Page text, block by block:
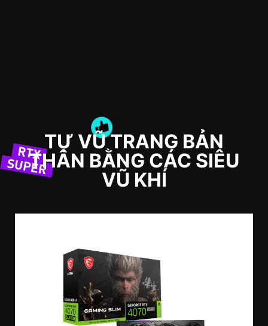
TỰ VŨ TRANG BẢN
THÂN BẰNG CÁC SIÊU
VŨ KHÍ